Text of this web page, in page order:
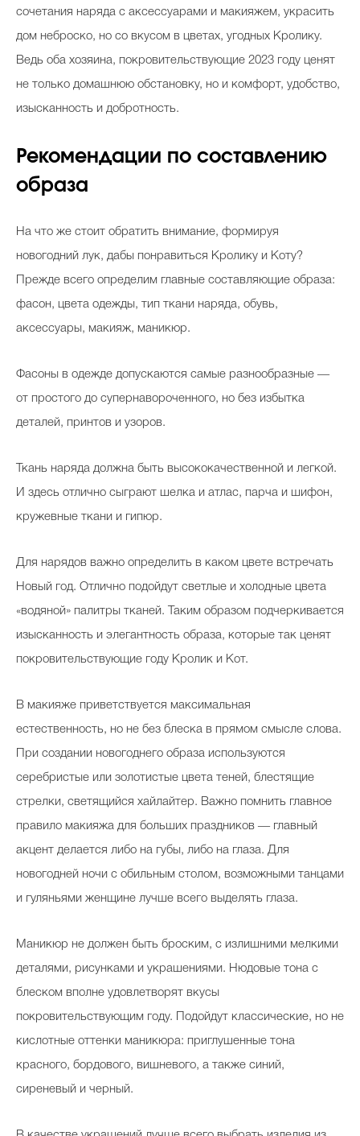
сочетания наряда с аксессуарами и макияжем, украсить
дом неброско, но со вкусом в цветах, угодных Кролику.
Ведь оба хозяина, покровительствующие 2023 году ценят
не только домашнюю обстановку, но и комфорт, удобство,
изысканность и добротность.
Рекомендации по составлению
образа
На что же стоит обратить внимание, формируя
новогодний лук, дабы понравиться Кролику и Коту?
Прежде всего определим главные составляющие образа:
фасон, цвета одежды, тип ткани наряда, обувь,
аксессуары, макияж, маникюр.
Фасоны в одежде допускаются самые разнообразные ―
от простого до супернавороченного, но без избытка
деталей, принтов и узоров.
Ткань наряда должна быть высококачественной и легкой.
И здесь отлично сыграют шелка и атлас, парча и шифон,
кружевные ткани и гипюр.
Для нарядов важно определить в каком цвете встречать
Новый год. Отлично подойдут светлые и холодные цвета
«водяной» палитры тканей. Таким образом подчеркивается
изысканность и элегантность образа, которые так ценят
покровительствующие году Кролик и Кот.
В макияже приветствуется максимальная
естественность, но не без блеска в прямом смысле слова.
При создании новогоднего образа используются
серебристые или золотистые цвета теней, блестящие
стрелки, светящийся хайлайтер. Важно помнить главное
правило макияжа для больших праздников ― главный
акцент делается либо на губы, либо на глаза. Для
новогодней ночи с обильным столом, возможными танцами
и гуляньями женщине лучше всего выделять глаза.
Маникюр не должен быть броским, с излишними мелкими
деталями, рисунками и украшениями. Нюдовые тона с
блеском вполне удовлетворят вкусы
покровительствующим году. Подойдут классические, но не
кислотные оттенки маникюра: приглушенные тона
красного, бордового, вишневого, а также синий,
сиреневый и черный.